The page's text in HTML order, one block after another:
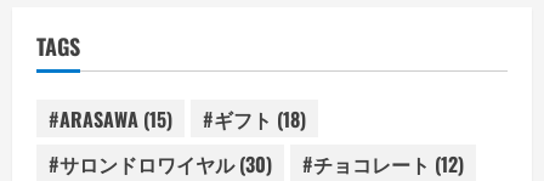
TAGS
#ARASAWA (15) #ギフト (18)
#サロンドロワイヤル(30) #チョコレート (12)